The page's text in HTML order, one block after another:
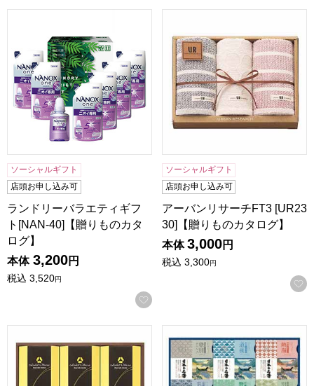
ソーシャルギフト
店頭お申し込み可
ランドリーバラエティギフ
ト[NAN-40]【贈りものカタ
ログ】
本体 3,200円
税込 3,520円
お気に入りに登録する
ソーシャルギフト
店頭お申し込み可
アーバンリサーチFT3 [UR23
30]【贈りものカタログ】
本体 3,000円
税込 3,300円